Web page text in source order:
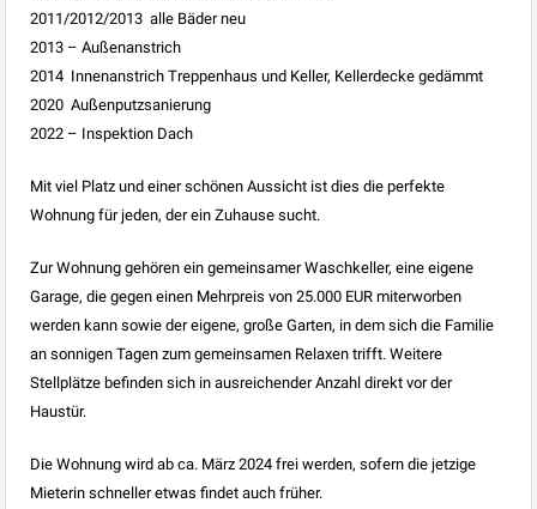
2011/2012/2013  alle Bäder neu
2013 – Außenanstrich
2014  Innenanstrich Treppenhaus und Keller, Kellerdecke gedämmt
2020  Außenputzsanierung
2022 – Inspektion Dach
Mit viel Platz und einer schönen Aussicht ist dies die perfekte
Wohnung für jeden, der ein Zuhause sucht.
Zur Wohnung gehören ein gemeinsamer Waschkeller, eine eigene
Garage, die gegen einen Mehrpreis von 25.000 EUR miterworben
werden kann sowie der eigene, große Garten, in dem sich die Familie
an sonnigen Tagen zum gemeinsamen Relaxen trifft. Weitere
Stellplätze befinden sich in ausreichender Anzahl direkt vor der
Haustür.
Die Wohnung wird ab ca. März 2024 frei werden, sofern die jetzige
Mieterin schneller etwas findet auch früher.